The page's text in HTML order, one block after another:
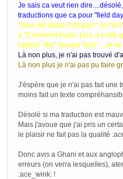
Je sais ca veut rien
traductions que ca pour "field
"How did Irulan first gain", je l'ai
à "Comment Irulan 1ere a-t-elle
l'article "the" devant "first".....je ne
Là non plus, je n'ai pas trouvé
Là non plus je n'ai pas pu faire
J'éspère que je n'ai pas fait une
moins fait un texte
Désolé si ma traduction est
Mais j'avoue que j'ai pris un
le plaisir ne fait pas la qualité
Donc avis a Ghani et aux
erreurs (on verra lesquelles),
:ace_wink: !